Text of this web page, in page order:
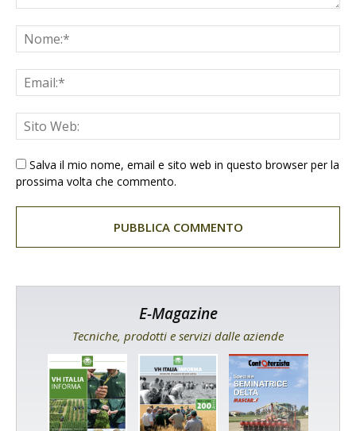
Salva il mio nome, email e sito web in questo browser per la
prossima volta che commento.
E-Magazine
Tecniche, prodotti e servizi dalle aziende